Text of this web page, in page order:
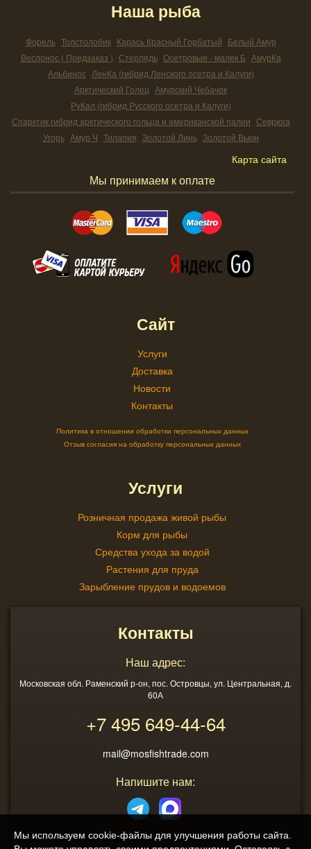
Наша рыба
Форель Толстолобик Карась Красный Горбатый Белый Амур
Веслонос ( Предзаказ ) Стерлядь Осетровые - малек Б АмурКа
Альбинос ЛенКа (гибрид Ленского осетра и Калуги)
Арктический Голец Амурский Чебачок
РуКал (гибрид Русского осетра и Калуги)
Спарктик гибрид арктического гольца и американской палии Севрюга
Угорь Амур Ч Тилапия Золотой Линь Золотой Вьюн
Карта сайта
Мы принимаем к оплате
Сайт
Услуги
Доставка
Новости
Контакты
Политика в отношении обработки персональных данных
Отзыв согласия на обработку персональных данных
Услуги
Розничная продажа живой рыбы
Корм для рыбы
Средства ухода за водой
Растения для пруда
Зарыбление прудов и водоемов
Контакты
Наш адрес:
Московская обл. Раменский р-он, пос. Островцы, ул. Центральная, д.
60А
+7 495649-44-64
mail@mosfishtrade.com
Напишите нам:
Мы используем cookie-файлы для улучшения работы сайта.